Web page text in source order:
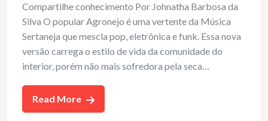
Compartilhe conhecimento Por Johnatha Barbosa da
Silva O popular Agronejo é uma vertente da Música
Sertaneja que mescla pop, eletrônica e funk. Essa nova
versão carrega o estilo de vida da comunidade do
interior, porém não mais sofredora pela seca…
Read More